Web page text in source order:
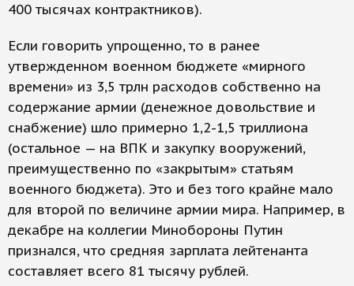
400 тысячах контрактников).
Если говорить упрощенно, то в ранее
утвержденном военном бюджете «мирного
времени» из 3,5 трлн расходов собственно на
содержание армии (денежное довольствие и
снабжение) шло примерно 1,2-1,5 триллиона
(остальное — на ВПК и закупку вооружений,
преимущественно по «закрытым» статьям
военного бюджета). Это и без того крайне мало
для второй по величине армии мира. Например, в
декабре на коллегии Минобороны Путин
признался, что средняя зарплата лейтенанта
составляет всего 81 тысячу рублей.